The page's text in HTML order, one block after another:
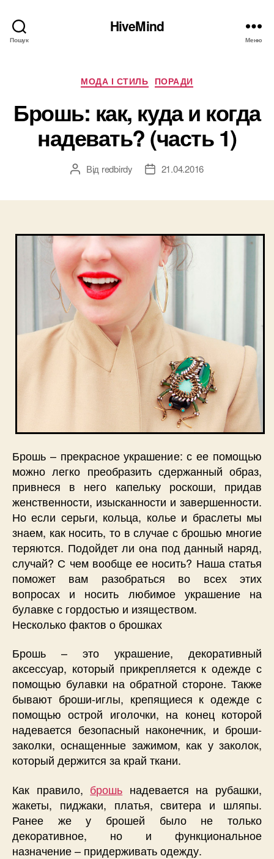
Пошук
HiveMind
Меню
Категорії
МОДА І СТИЛЬ ПОРАДИ
Брошь: как, куда и когда
надевать? (часть 1)
Автор
Від redbirdy
Дата21.04.2016
Брошь – прекрасное украшение: с ее помощью
можно легко преобразить сдержанный образ,
привнеся в него капельку роскоши, придав
женственности, изысканности и завершенности.
Но если серьги, кольца, колье и браслеты мы
знаем, как носить, то в случае с брошью многие
теряются. Подойдет ли она под данный наряд,
случай? С чем вообще ее носить? Наша статья
поможет вам разобраться во всех этих
вопросах и носить любимое украшение на
булавке с гордостью и изяществом.
Несколько фактов о брошках
Брошь – это украшение, декоративный
аксессуар, который прикрепляется к одежде с
помощью булавки на обратной стороне. Также
бывают броши-иглы, крепящиеся к одежде с
помощью острой иголочки, на конец которой
надевается безопасный наконечник, и броши-
заколки, оснащенные зажимом, как у заколок,
который держится за край ткани.
Как правило, брошь надевается на рубашки,
жакеты, пиджаки, платья, свитера и шляпы.
Ранее же у брошей было не только
декоративное, но и функциональное
назначение – придерживать одежду.